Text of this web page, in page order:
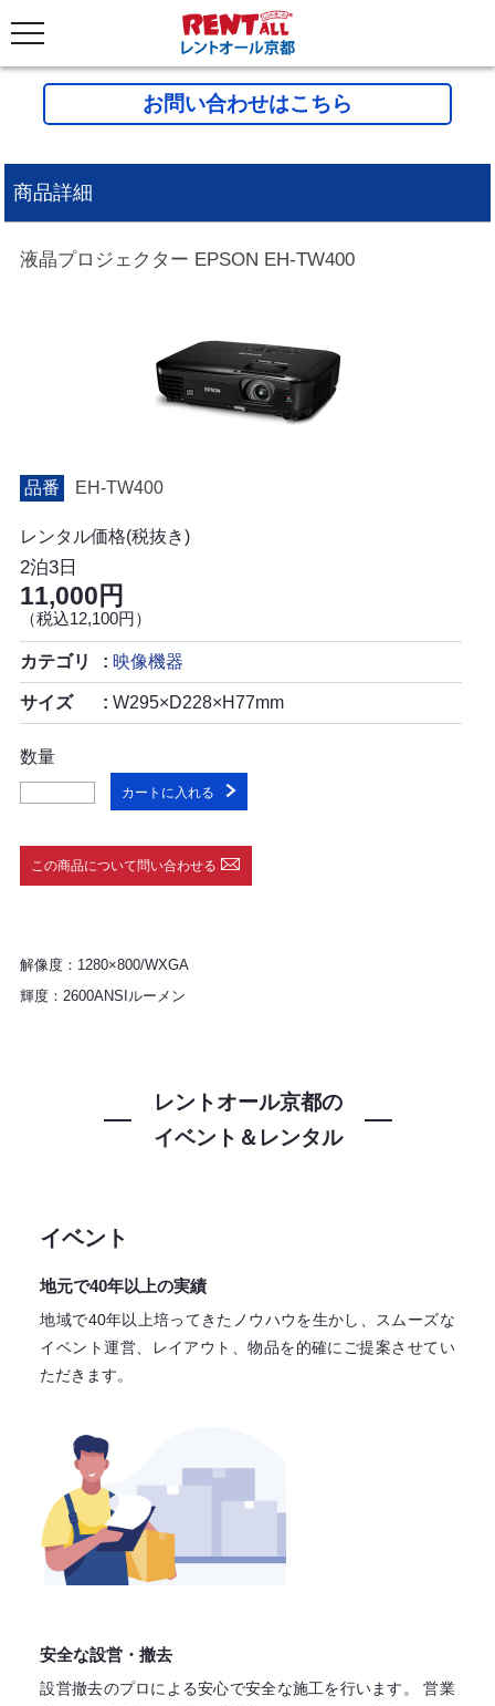
お問い合わせはこちら
商品詳細
液晶プロジェクター EPSON EH-TW400
品番 EH-TW400
レンタル価格(税抜き)
2泊3日
11,000円
（税込12,100円）
カテゴリ 映像機器
サイズ W295×D228×H77mm
数量
カートに入れる
この商品について問い合わせる
解像度：1280×800/WXGA
輝度：2600ANSIルーメン
レントオール京都の
イベント＆レンタル
イベント
地元で40年以上の実績
地域で40年以上培ってきたノウハウを生かし、スムーズな
イベント運営、レイアウト、物品を的確にご提案させてい
ただきます。
安全な設営・撤去
設営撤去のプロによる安心で安全な施工を行います。
営業